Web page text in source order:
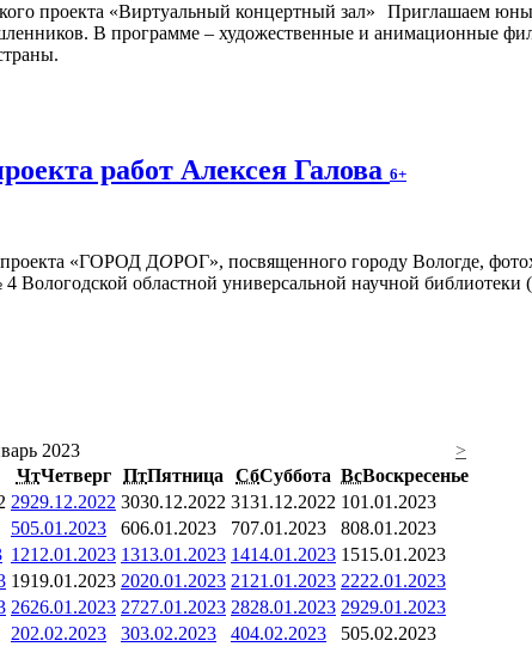
Приглашаем
В программе – художественные и анимационные
работ Алексея Галова 6+
проекта «ГОРОД ДОРОГ», посвященного городу Вологде,
4 Вологодской областной универсальной научной
2023
>
ЧтЧетверг ПтПятница СбСуббота ВсВоскресенье
2929.12.2022 3030.12.2022 3131.12.2022 101.01.2023
505.01.2023 606.01.2023 707.01.2023 808.01.2023
1212.01.2023 1313.01.2023 1414.01.2023 1515.01.2023
1919.01.2023 2020.01.2023 21 21.01.2023 2222.01.2023
2626.01.2023 2727.01.2023 2828.01.2023 2929.01.2023
202.02.2023 303.02.2023 404.02.2023 505.02.2023